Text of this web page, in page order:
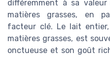
différemment à sa
matières grasses, en
facteur clé. Le lait
matières grasses, est
onctueuse et son goût